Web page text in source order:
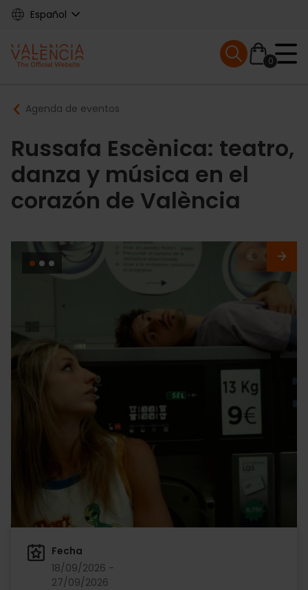
Skip
content
Español
Main
navigation
0
Mobile menu
Breadcrumb
Agenda de eventos
Russafa Escènica: teatro,
danza y música en el
corazón de València
Fecha
18/09/2026 -
27/09/2026